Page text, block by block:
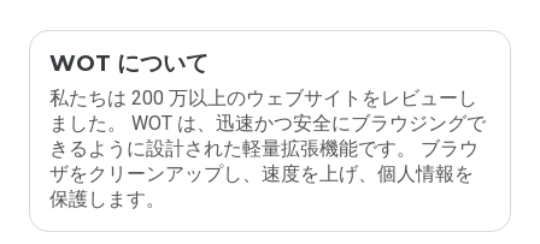
WOT について
私たちは 200 万以上のウェブサイトをレビューし
ました。 WOT は、迅速かつ安全にブラウジングで
きるように設計された軽量拡張機能です。 ブラウ
ザをクリーンアップし、速度を上げ、個人情報を
保護します。